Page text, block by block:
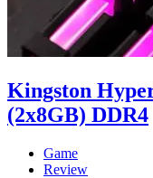
Kingston
(2x8GB) DDR4
Game
Review